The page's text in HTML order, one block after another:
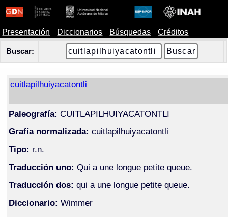
Presentación Diccionarios Búsquedas Créditos
Buscar:
cuitlapilhuiyacatontli
Paleografía: CUITLAPILHUIYACATONTLI
Grafía normalizada: cuitlapilhuiyacatontli
Tipo: r.n.
Traducción uno: Qui a une longue petite queue.
Traducción dos: qui a une longue petite queue.
Diccionario: Wimmer